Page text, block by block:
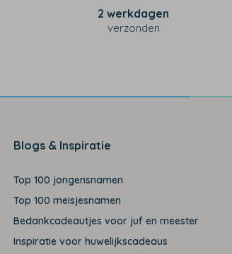
2 werkdagen
verzonden
Blogs & Inspiratie
Top 100 jongensnamen
Top 100 meisjesnamen
Bedankcadeautjes voor juf en meester
Inspiratie voor huwelijkscadeaus